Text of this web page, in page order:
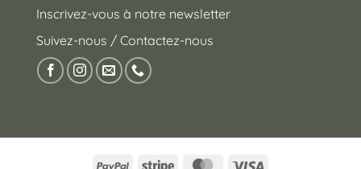
Inscrivez-vous à notre newsletter
Suivez-nous / Contactez-nous
PayPal Stripe MasterCard
Visa